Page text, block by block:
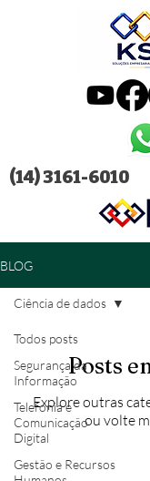
(14) 3161-6010
BLOG
Todos posts
Segurança da
Informação
Telefonia e
Comunicação
Digital
Gestão e Recursos
Ciência de dados
Posts
Explore outras
ou volte